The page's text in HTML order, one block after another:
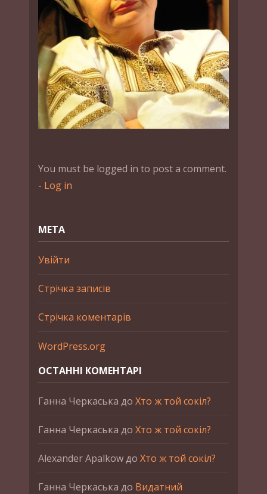
You must be logged in to post a comment.
- Log in
МЕТА
Увійти
Стрічка записів
Стрічка коментарів
WordPress.org
ОСТАННІ КОМЕНТАРІ
Ганна Черкаська до Хто ж той сокіл?
Ганна Черкаська до Хто ж той сокіл?
Alexander Apalkowдо Хто ж той сокіл?
Ганна Черкаська до Видатний